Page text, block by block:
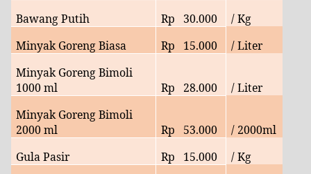
Bawang Putih
Rp 30.000
/ Kg
Minyak Goreng Biasa
Rp 15.000
/ Liter
Minyak Goreng Bimoli
1000 ml
Rp 28.000
/ Liter
Minyak Goreng Bimoli
2000 ml
Rp 53.000
/ 2000ml
Gula Pasir
Rp 15.000
/ Kg